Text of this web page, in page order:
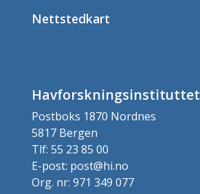
Nettstedkart
Havforskningsinstituttet
Postboks 1870 Nordnes
5817 Bergen
Tlf: 55 23 85 00
E-post: post@hi.no
Org. nr: 971 349 077